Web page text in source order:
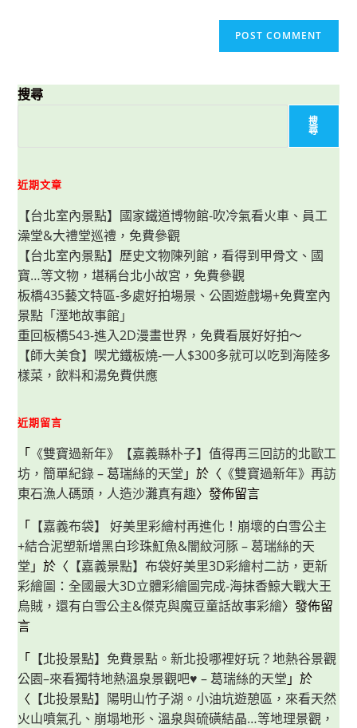
搜尋
搜
尋
近期文章
【台北室內景點】國家鐵道博物館-吹冷氣看火車、員工
澡堂&大禮堂巡禮，免費參觀
【台北室內景點】歷史文物陳列館，看得到甲骨文、國
寶…等文物，堪稱台北小故宮，免費參觀
板橋435藝文特區-多處好拍場景、公園遊戲場+免費室內
景點「溼地故事館」
重回板橋543-進入2D漫畫世界，免費看展好好拍～
【師大美食】喫尤鐵板燒-一人$300多就可以吃到海陸多
樣菜，飲料和湯免費供應
近期留言
「 《雙寶過新年》【嘉義縣朴子】值得再三回訪的北歐工
坊，簡單紀錄 – 葛瑞絲的天堂 」於〈 《雙寶過新年》再訪
東石漁人碼頭，人造沙灘真有趣〉發佈留言
「 【嘉義布袋】 好美里彩繪村再進化！崩壞的白雪公主
+結合泥塑新增黑白珍珠魟魚&闇紋河豚 – 葛瑞絲的天
堂 」於〈 【嘉義景點】布袋好美里3D彩繪村二訪，更新
彩繪圖：全國最大3D立體彩繪圖完成-海抹香鯨大戰大王
烏賊，還有白雪公主&傑克與魔豆童話故事彩繪〉發佈留
言
「 【北投景點】免費景點。新北投哪裡好玩？地熱谷景觀
公園–來看獨特地熱溫泉景觀吧♥ – 葛瑞絲的天堂 」於
〈 【北投景點】陽明山竹子湖。小油坑遊憩區，來看天然
火山噴氣孔、崩塌地形、溫泉與硫磺結晶…等地理景觀，